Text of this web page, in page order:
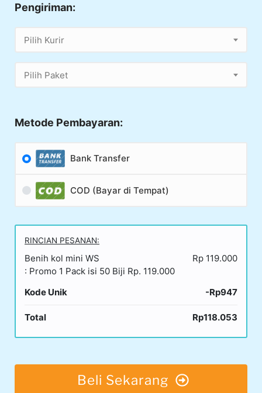
Pengiriman:
Pilih Kurir
Pilih Paket
Metode Pembayaran:
Bank Transfer
COD (Bayar di Tempat)
RINCIAN PESANAN:
Benih kol mini WS
: Promo 1 Pack isi 50 Biji Rp. 119.000
Rp 119.000
Kode Unik -Rp947
Total Rp118.053
Beli Sekarang